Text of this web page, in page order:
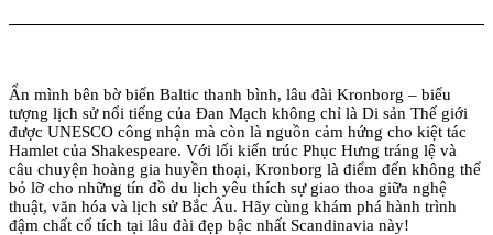
Ẩn mình bên bờ biển Baltic thanh bình, lâu đài Kronborg – biểu
tượng lịch sử nổi tiếng của Đan Mạch không chỉ là Di sản Thế giới
được UNESCO công nhận mà còn là nguồn cảm hứng cho kiệt tác
Hamlet của Shakespeare. Với lối kiến trúc Phục Hưng tráng lệ và
câu chuyện hoàng gia huyền thoại, Kronborg là điểm đến không thể
bỏ lỡ cho những tín đồ du lịch yêu thích sự giao thoa giữa nghệ
thuật, văn hóa và lịch sử Bắc Âu. Hãy cùng khám phá hành trình
đậm chất cổ tích tại lâu đài đẹp bậc nhất Scandinavia này!